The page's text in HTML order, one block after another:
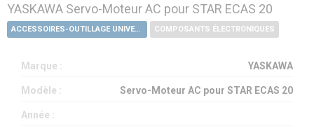
YASKAWA Servo-Moteur AC pour STAR ECAS 20
ACCESSOIRES-OUTILLAGE UNIVERSELS COMPOSANTS ÉLECTRONIQUES
Marque : YASKAWA
Modèle : Servo-Moteur AC pour STAR ECAS 20
Année :